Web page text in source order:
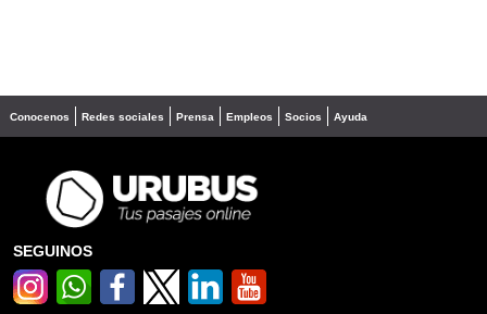
Conocenos Redes sociales Prensa Empleos Socios Ayuda
SEGUINOS